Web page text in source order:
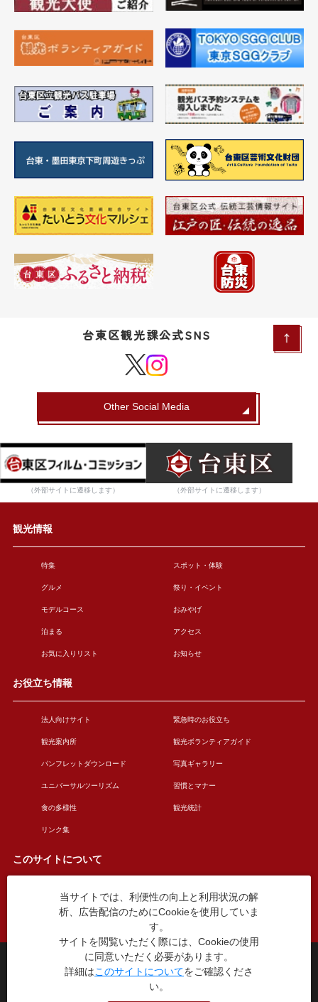
台東区観光課公式SNS
Other Social Media
（外部サイトに遷移します） （外部サイトに遷移します）
観光情報
特集 スポット・体験
グルメ 祭り・イベント
モデルコース おみやげ
泊まる アクセス
お気に入りリスト お知らせ
お役立ち情報
法人向けサイト 緊急時のお役立ち
観光案内所 観光ボランティアガイド
パンフレットダウンロード 写真ギャラリー
ユニバーサルツーリズム 習慣とマナー
食の多様性 観光統計
リンク集
このサイトについて
このサイトについて 広告掲載について
お問い合わせ
台東区役所観光課
〒110-8615 東京都台東区東上野4丁目5番6号
TEL：03-5246-1151
当サイトでは、利便性の向上と利用状況の解
析、広告配信のためにCookieを使用していま
す。
サイトを閲覧いただく際には、Cookieの使用
に同意いただく必要があります。
詳細はこのサイトについてをご確認くださ
い。